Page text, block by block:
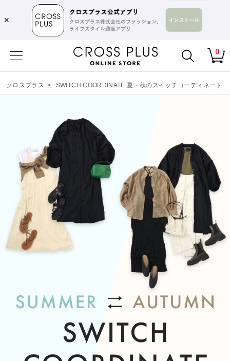
✕
0
クロスプラス > SWITCH COORDINATE 夏・秋のスイッチコーディネート